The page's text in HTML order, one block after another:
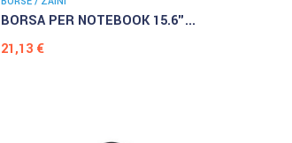
BORSA PER NOTEBOOK 15.6"...
Prezzo
21,13 €